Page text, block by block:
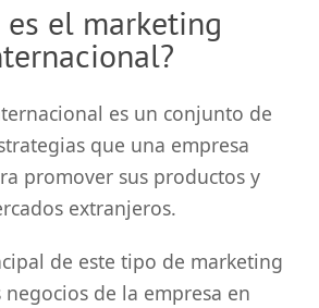
es el marketing
es un conjunto de
que una empresa
promover sus productos y
extranjeros.
de este tipo de marketing
de la empresa en